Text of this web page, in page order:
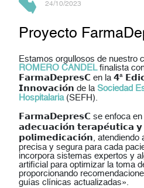
24/10/2023
Proyecto
Estamos orgullosos de nuestro
ROMERO CANDELfinalista
𝗙𝗮𝗿𝗺𝗮𝗗𝗲𝗽𝗿𝗲𝘀𝗖 en la 𝟰ª
𝗜𝗻𝗻𝗼𝘃𝗮𝗰𝗶𝗼́𝗻 de la Sociedad
Hospitalaria(SEFH).
𝗙𝗮𝗿𝗺𝗮𝗗𝗲𝗽𝗿𝗲𝘀𝗖 se enfoca en
𝗮𝗱𝗲𝗰𝘂𝗮𝗰𝗶𝗼́𝗻 𝘁𝗲𝗿𝗮𝗽𝗲́𝘂𝘁𝗶𝗰𝗮 𝘆
𝗽𝗼𝗹𝗶𝗺𝗲𝗱𝗶𝗰𝗮𝗰𝗶𝗼́𝗻, atendiendo
precisa y segura para cada
incorpora sistemas expertos y
artificial para optimizar la toma
proporcionando
guías clínicas actualizadas».